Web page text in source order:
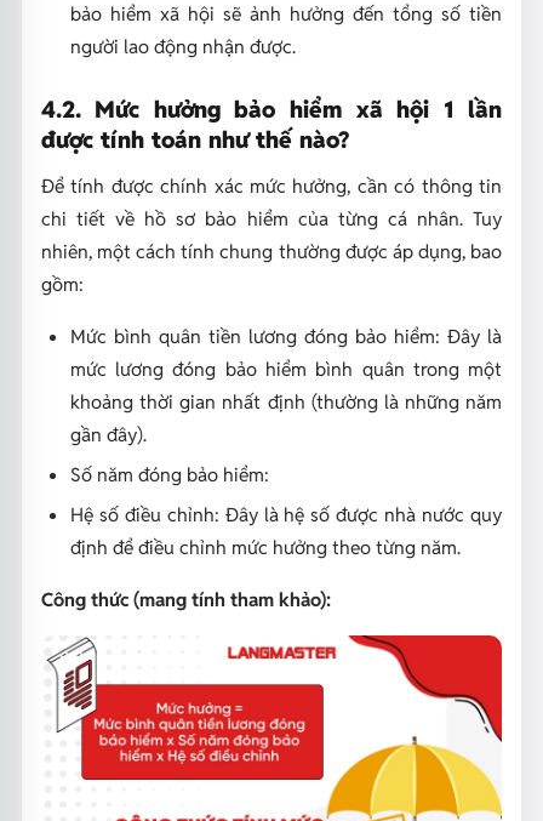
bảo hiểm xã hội sẽ ảnh hưởng đến tổng số tiền
người lao động nhận được.
4.2. Mức hưởng bảo hiểm xã hội 1 lần
được tính toán như thế nào?
Để tính được chính xác mức hưởng, cần có thông tin
chi tiết về hồ sơ bảo hiểm của từng cá nhân. Tuy
nhiên, một cách tính chung thường được áp dụng, bao
gồm:
Mức bình quân tiền lương đóng bảo hiểm: Đây là
mức lương đóng bảo hiểm bình quân trong một
khoảng thời gian nhất định (thường là những năm
gần đây).
Số năm đóng bảo hiểm:
Hệ số điều chỉnh: Đây là hệ số được nhà nước quy
định để điều chỉnh mức hưởng theo từng năm.
Công thức (mang tính tham khảo):